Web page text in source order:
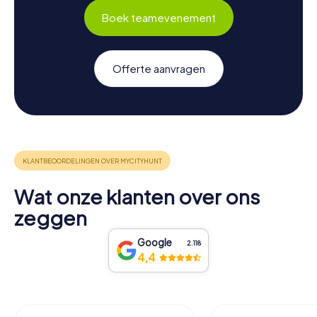
Boek teamevenement
Offerte aanvragen
Wat onze klanten over ons
zeggen
Google 2.118
4,4